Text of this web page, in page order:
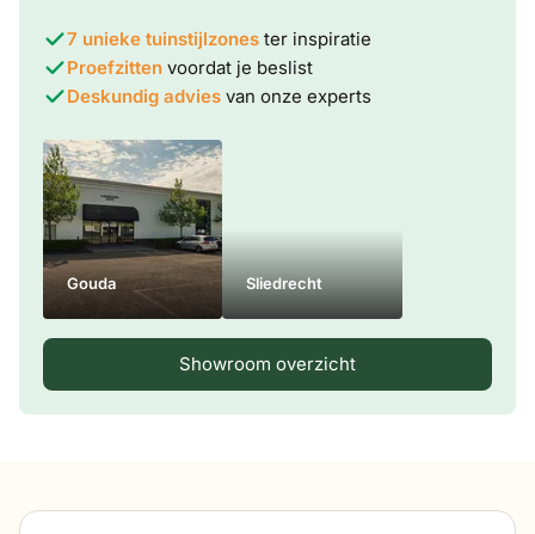
7 unieke tuinstijlzones ter inspiratie
Proefzitten voordat je beslist
Deskundig advies van onze experts
Gouda Sliedrecht
Showroom overzicht